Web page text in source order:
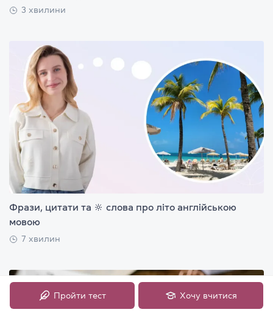
3 хвилини
Фрази, цитати та 🔆 слова про літо англійською
мовою
7 хвилин
Пройти тест Хочу вчитися